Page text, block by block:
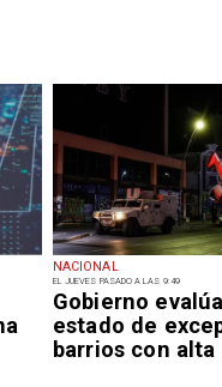
NACIONAL
EL JUEVES PASADO A LAS 9:49
Gobierno
estado de
barrios con